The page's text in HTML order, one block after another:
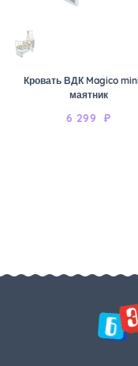
Кровать ВДК Magico
маятник
6 299 ₽